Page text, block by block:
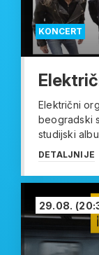
KONCERT
Električni
beogradski
studijski
DETALJNIJE
29.08.